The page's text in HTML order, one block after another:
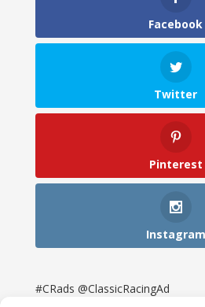
Facebook
Twitter
Pinterest
Instagram
#CRads @ClassicRacingAd